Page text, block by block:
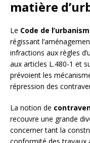
matière
Le Code de
régissant
infractions aux règles
aux articles L.480-1 et
prévoient les
répression des
La notion de
recouvre une grande
concerner tant la